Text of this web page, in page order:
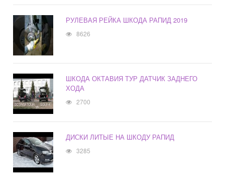
РУЛЕВАЯ РЕЙКА ШКОДА РАПИД 2019
8626
ШКОДА ОКТАВИЯ ТУР ДАТЧИК ЗАДНЕГО
ХОДА
2700
ДИСКИ ЛИТЫЕ НА ШКОДУ РАПИД
3285